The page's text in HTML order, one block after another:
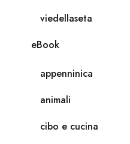
viedellaseta
eBook
appenninica
animali
cibo e cucina